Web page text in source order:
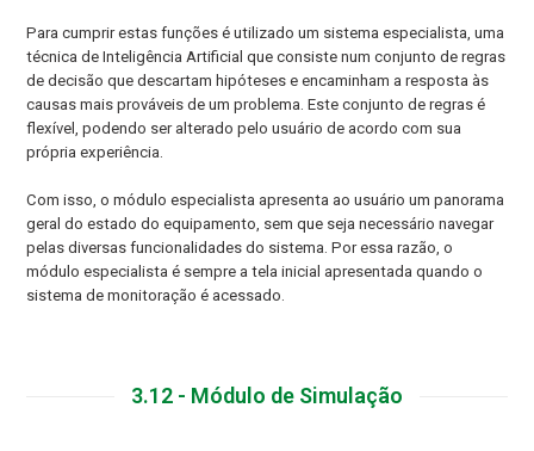
Para cumprir estas funções é utilizado um sistema especialista, uma
técnica de Inteligência Artificial que consiste num conjunto de regras
de decisão que descartam hipóteses e encaminham a resposta às
causas mais prováveis de um problema. Este conjunto de regras é
flexível, podendo ser alterado pelo usuário de acordo com sua
própria experiência.
Com isso, o módulo especialista apresenta ao usuário um panorama
geral do estado do equipamento, sem que seja necessário navegar
pelas diversas funcionalidades do sistema. Por essa razão, o
módulo especialista é sempre a tela inicial apresentada quando o
sistema de monitoração é acessado.
3.12 - Módulo de Simulação